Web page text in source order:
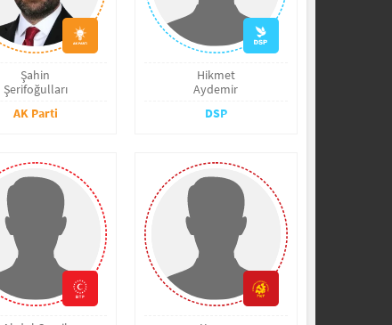
Şahin
Şerifoğulları
AK Parti
Hikmet
Aydemir
DSP